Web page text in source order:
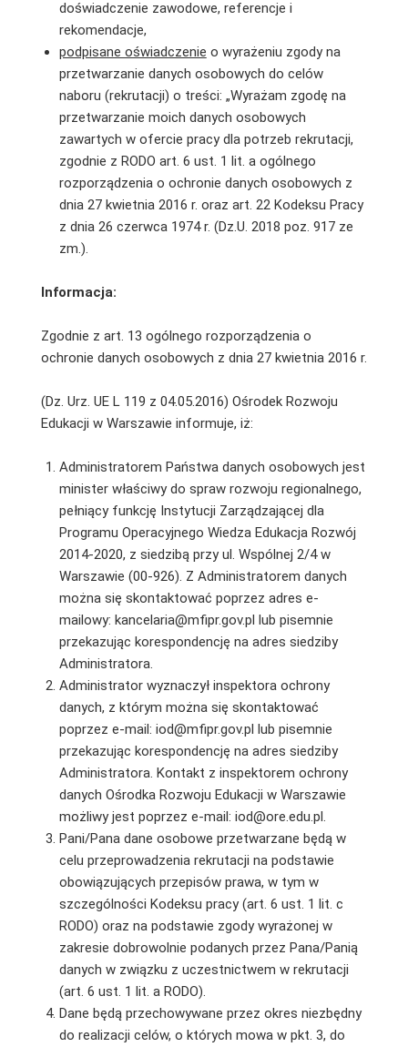
doświadczenie zawodowe, referencje i
rekomendacje,
podpisane oświadczenie o wyrażeniu zgody na
przetwarzanie danych osobowych do celów
naboru (rekrutacji) o treści: „Wyrażam zgodę na
przetwarzanie moich danych osobowych
zawartych w ofercie pracy dla potrzeb rekrutacji,
zgodnie z RODO art. 6 ust. 1 lit. a ogólnego
rozporządzenia o ochronie danych osobowych z
dnia 27 kwietnia 2016 r. oraz art. 22 Kodeksu Pracy
z dnia 26 czerwca 1974 r. (Dz.U. 2018 poz. 917 ze
zm.).
Informacja:
Zgodnie z art. 13 ogólnego rozporządzenia o
ochronie danych osobowych z dnia 27 kwietnia 2016 r.
(Dz. Urz. UE L 119 z 04.05.2016) Ośrodek Rozwoju
Edukacji w Warszawie informuje, iż:
Administratorem Państwa danych osobowych jest
minister właściwy do spraw rozwoju regionalnego,
pełniący funkcję Instytucji Zarządzającej dla
Programu Operacyjnego Wiedza Edukacja Rozwój
2014-2020, z siedzibą przy ul. Wspólnej 2/4 w
Warszawie (00-926). Z Administratorem danych
można się skontaktować poprzez adres e-
mailowy: kancelaria@mfipr.gov.pl lub pisemnie
przekazując korespondencję na adres siedziby
Administratora.
Administrator wyznaczył inspektora ochrony
danych, z którym można się skontaktować
poprzez e-mail: iod@mfipr.gov.pl lub pisemnie
przekazując korespondencję na adres siedziby
Administratora. Kontakt z inspektorem ochrony
danych Ośrodka Rozwoju Edukacji w Warszawie
możliwy jest poprzez e-mail: iod@ore.edu.pl.
Pani/Pana dane osobowe przetwarzane będą w
celu przeprowadzenia rekrutacji na podstawie
obowiązujących przepisów prawa, w tym w
szczególności Kodeksu pracy (art. 6 ust. 1 lit. c
RODO) oraz na podstawie zgody wyrażonej w
zakresie dobrowolnie podanych przez Pana/Panią
danych w związku z uczestnictwem w rekrutacji
(art. 6 ust. 1 lit. a RODO).
Dane będą przechowywane przez okres niezbędny
do realizacji celów, o których mowa w pkt. 3, do